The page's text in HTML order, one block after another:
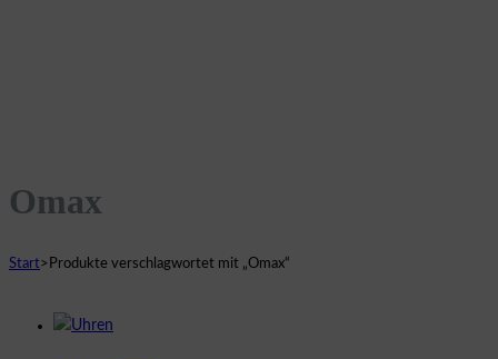
Omax
Start> Produkte verschlagwortet mit „Omax“